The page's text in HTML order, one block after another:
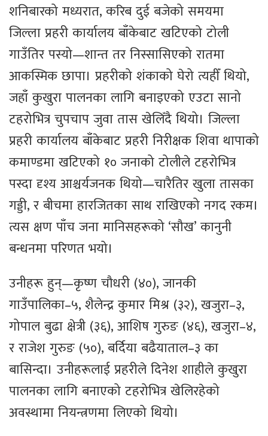
शनिबारको मध्यरात, करिब दुई बजेको समयमा
जिल्ला प्रहरी कार्यालय बाँकेबाट खटिएको टोली
गाउँतिर पस्यो—शान्त तर निस्सासिएको रातमा
आकस्मिक छापा। प्रहरीको शंकाको घेरो त्यहीँ थियो,
जहाँ कुखुरा पालनका लागि बनाइएको एउटा सानो
टहरोभित्र चुपचाप जुवा तास खेलिँदै थियो। जिल्ला
प्रहरी कार्यालय बाँकेबाट प्रहरी निरीक्षक शिवा थापाको
कमाण्डमा खटिएको १० जनाको टोलीले टहरोभित्र
पस्दा दृश्य आश्चर्यजनक थियो—चारैतिर खुला तासका
गड्डी, र बीचमा हारजितका साथ राखिएको नगद रकम।
त्यस क्षण पाँच जना मानिसहरूको ‘सौख’ कानुनी
बन्धनमा परिणत भयो।
उनीहरू हुन्—कृष्ण चौधरी (४०), जानकी
गाउँपालिका–५, शैलेन्द्र कुमार मिश्र (३२), खजुरा–३,
गोपाल बुढा क्षेत्री (३६), आशिष गुरुङ (४६), खजुरा–४,
र राजेश गुरुङ (५०), बर्दिया बढैयाताल–३ का
बासिन्दा। उनीहरूलाई प्रहरीले दिनेश शाहीले कुखुरा
पालनका लागि बनाएको टहरोभित्र खेलिरहेको
अवस्थामा नियन्त्रणमा लिएको थियो।